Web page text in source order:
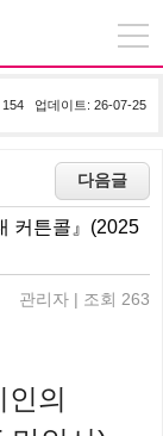
154 업데이트: 26-07-25
커튼콜』(2025
관리자 | 조회 263
의